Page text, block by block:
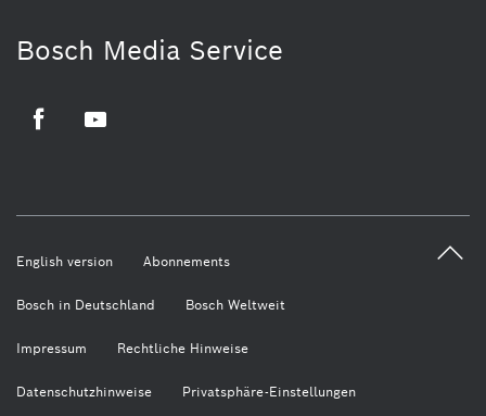
Bosch Media Service
English version Abonnements
Bosch in Deutschland Bosch Weltweit
Impressum Rechtliche Hinweise
Datenschutzhinweise Privatsphäre-Einstellungen